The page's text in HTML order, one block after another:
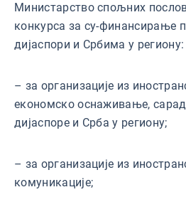
Министарство спољних
конкурса за су-финансирање
дијаспори и Србима у региону:
– за организације из
економско оснаживање,
дијаспоре и Срба у региону;
– за организације из
комуникације;